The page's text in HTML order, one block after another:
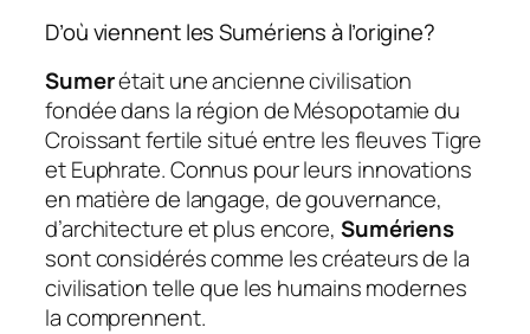
D’où viennent les Sumériens à l’origine?
Sumerétait une ancienne civilisation
fondée dans la région de Mésopotamie du
Croissant fertile situé entre les fleuves Tigre
et Euphrate. Connus pour leurs innovations
en matière de langage, de gouvernance,
d’architecture et plus encore, Sumériens
sont considérés comme les créateurs de la
civilisation telle que les humains modernes
la comprennent.